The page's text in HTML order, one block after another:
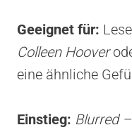
Geeignet für:
Colleen Hoover
eine ähnliche
Einstieg: Blurred